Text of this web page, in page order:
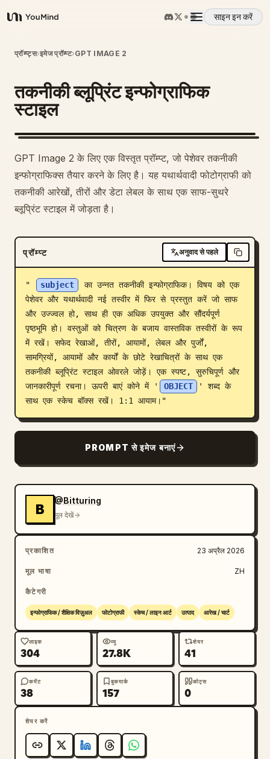
YouMind
साइन इन करें
अवलोकन
उपयोग के मामले
कौशल
प्रॉम्प्ट
मूल्य निर्धारण
डाउनलोड
ब्लॉग
अपडेट
प्रॉम्प्ट्स›इमेज प्रॉम्प्ट›GPT IMAGE 2
तकनीकी ब्लूप्रिंट इन्फोग्राफिक
स्टाइल
GPT Image 2 के लिए एक विस्तृत प्रॉम्प्ट, जो पेशेवर तकनीकी
इन्फोग्राफिक्स तैयार करने के लिए है। यह यथार्थवादी फोटोग्राफी को
तकनीकी आरेखों, तीरों और डेटा लेबल के साथ एक साफ-सुथरे
ब्लूप्रिंट स्टाइल में जोड़ता है।
प्रॉम्प्ट अनुवाद से पहले
" subject
का उन्नत तकनीकी इन्फोग्राफिक। विषय को एक
पेशेवर और यथार्थवादी नई तस्वीर में फिर से प्रस्तुत करें जो साफ
और उज्ज्वल हो, साथ ही एक अधिक उपयुक्त और सौंदर्यपूर्ण
पृष्ठभूमि हो। वस्तुओं को चित्रण के बजाय वास्तविक तस्वीरों के रूप
में रखें। सफेद रेखाओं, तीरों, आयामों, लेबल और पुर्जों,
सामग्रियों, आयामों और कार्यों के छोटे रेखाचित्रों के साथ एक
तकनीकी ब्लूप्रिंट स्टाइल ओवरले जोड़ें। एक स्पष्ट, सुरुचिपूर्ण और
जानकारीपूर्ण रचना। ऊपरी बाएं कोने में '
OBJECT
' शब्द के
साथ एक स्केच बॉक्स रखें। 1:1 आयाम।"
PROMPT से इमेज बनाएं
B
@Bitturing
मूल देखें
प्रकाशित 23 अप्रैल 2026
मूल भाषा ZH
कैटेगरी
इन्फोग्राफिक / शैक्षिक विज़ुअल फोटोग्राफी स्केच / लाइन आर्ट उत्पाद आरेख / चार्ट
लाइक
304
व्यू
27.8K
शेयर
41
कमेंट
38
बुकमार्क
157
कोट्स
0
शेयर करें